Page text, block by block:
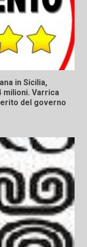
in Sicilia,
milioni. Varrica
del governo